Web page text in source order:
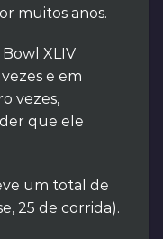
muitos anos.
XLIV
e em
vezes,
que ele
um total de
25 de corrida).